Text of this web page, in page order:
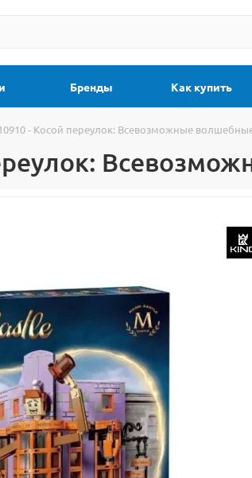
Бренды Как купить
- Косой переулок: Всевозможные